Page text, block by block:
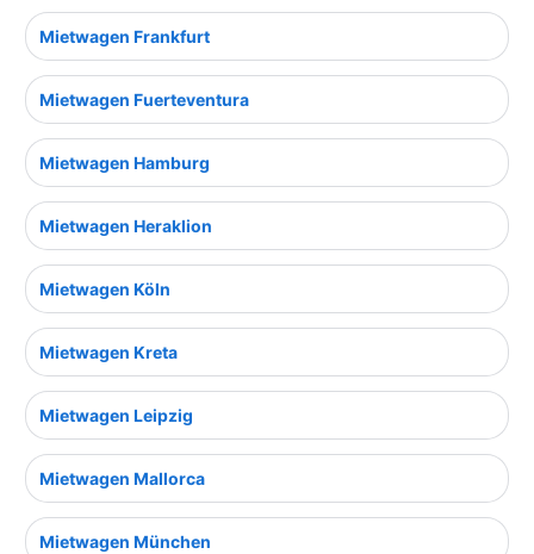
Mietwagen Frankfurt
Mietwagen Fuerteventura
Mietwagen Hamburg
Mietwagen Heraklion
Mietwagen Köln
Mietwagen Kreta
Mietwagen Leipzig
Mietwagen Mallorca
Mietwagen München